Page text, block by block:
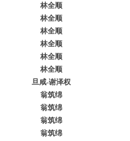
林全顺
林全顺
林全顺
林全顺
林全顺
林全顺
旦咸-谢泽权
翁筑绵
翁筑绵
翁筑绵
翁筑绵